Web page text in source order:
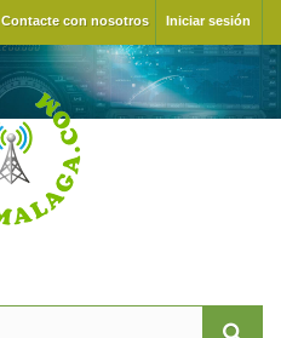
Iniciar sesión
Contacte con nosotros